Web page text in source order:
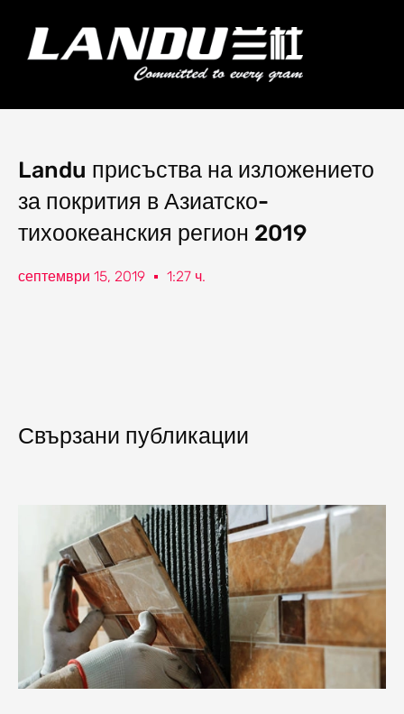
съдържанието
Landu присъства на изложението
за покрития в Азиатско-
тихоокеанския регион 2019
септември 15, 2019 1:27 ч.
Свързани публикации